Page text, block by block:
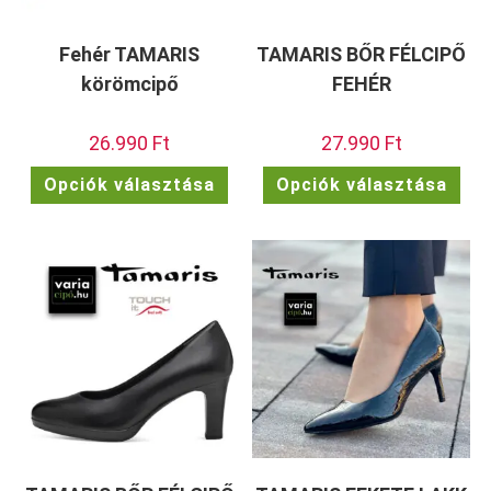
Fehér TAMARIS
körömcipő
26.990 Ft
Opciók választása
terméknek
változatok
termékoldalon
választhatók
ki
TAMARIS BŐR FÉLCIPŐ
FEHÉR
27.990 Ft
Opciók választása
van.
A
ki